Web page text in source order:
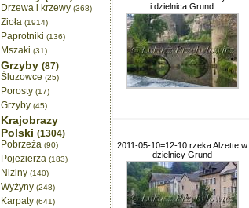
Drzewa i krzewy (368)
Zioła (1914)
Paprotniki (136)
Mszaki (31)
Grzyby (87)
Śluzowce (25)
Porosty (17)
Grzyby (45)
Krajobrazy
Polski (1304)
Pobrzeża (90)
Pojezierza (183)
Niziny (140)
Wyżyny (248)
Karpaty (641)
i dzielnica Grund
2011-05-10=12-10 rzeka Alzette w
dzielnicy Grund